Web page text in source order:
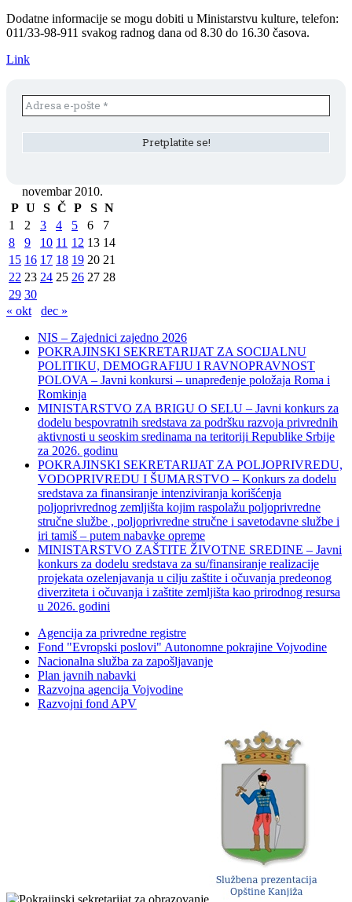
Dodatne informacije se mogu dobiti u Ministarstvu kulture, telefon:
011/33-98-911 svakog radnog dana od 8.30 do 16.30 časova.
Link
novembar 2010.
P U S Č P S N
1
2 3 4 5 6
7
8
9 10 11 12 13 14
15 16 17 18 19 20 21
22 23 24 25 26 27 28
29 30
« okt
dec »
NIS – Zajednici zajedno 2026
POKRAJINSKI SEKRETARIJAT ZA SOCIJALNU
POLITIKU, DEMOGRAFIJU I RAVNOPRAVNOST
POLOVA – Javni konkursi – unapređenje položaja Roma i
Romkinja
MINISTARSTVO ZA BRIGU O SELU – Javni konkurs za
dodelu bespovratnih sredstava za podršku razvoja privrednih
aktivnosti u seoskim sredinama na teritoriji Republike Srbije
za 2026. godinu
POKRAJINSKI SEKRETARIJAT ZA POLJOPRIVREDU,
VODOPRIVREDU I ŠUMARSTVO – Konkurs za dodelu
sredstava za finansiranje intenziviranja korišćenja
poljoprivrednog zemljišta kojim raspolažu poljoprivredne
stručne službe , poljoprivredne stručne i savetodavne službe i
iri tamiš ‒ putem nabavke opreme
MINISTARSTVO ZAŠTITE ŽIVOTNE SREDINE – Javni
konkurs za dodelu sredstava za su/finansiranje realizacije
projekata ozelenjavanja u cilju zaštite i očuvanja predeonog
diverziteta i očuvanja i zaštite zemljišta kao prirodnog resursa
u 2026. godini
Agencija za privredne registre
Fond "Evropski poslovi" Autonomne pokrajine Vojvodine
Nacionalna služba za zapošljavanje
Plan javnih nabavki
Razvojna agencija Vojvodine
Razvojni fond APV